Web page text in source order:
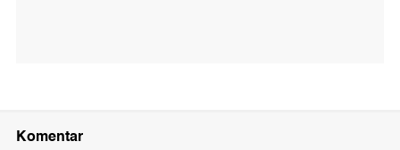
Komentar